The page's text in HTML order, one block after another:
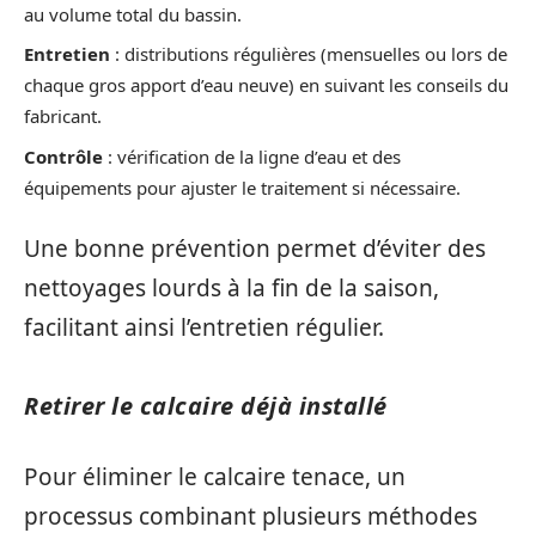
au volume total du bassin.
Entretien : distributions régulières (mensuelles ou lors de
chaque gros apport d’eau neuve) en suivant les conseils du
fabricant.
Contrôle : vérification de la ligne d’eau et des
équipements pour ajuster le traitement si nécessaire.
Une bonne prévention permet d’éviter des
nettoyages lourds à la fin de la saison,
facilitant ainsi l’entretien régulier.
Retirer le calcaire déjà installé
Pour éliminer le calcaire tenace, un
processus combinant plusieurs méthodes